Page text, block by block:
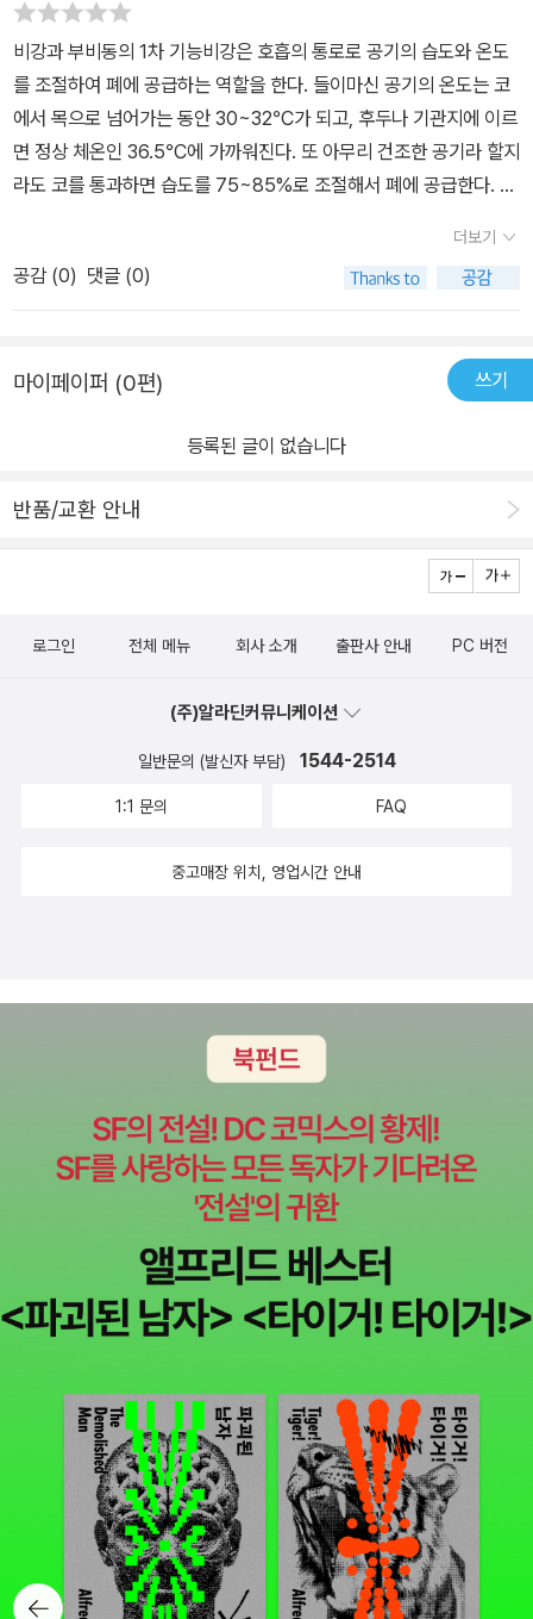
를 거친 후 확립한 치료법이다. 그리고 이 치료법의 도움을 받아 콧속
이 시릴 정도의 시원하고 상쾌한 공기를 맛본 많은 분들이 저자가 있
는 전라남도 고흥까지 먼 길을 마다하지 않고 오가고 있다. 얼굴 한가
운데를 차지하고 있는 코는 생명을 유지하기 위한 호흡의 시작점이
다. 코는 들숨과 날숨이 오가는 통로로, 뇌가 기능을 잘 할 수 있도록
쾌적한 환경을 제공하는 환풍기 역할을 한다. 이 중요한 코의 역할과
비강과 부비동의 1차 기능비강은 호흡의 통로로 공기의 습도와 온도
를 조절하여 폐에 공급하는 역할을 한다. 들이마신 공기의 온도는 코
에서 목으로 넘어가는 동안 30~32℃가 되고, 후두나 기관지에 이르
면 정상 체온인 36.5℃에 가까워진다. 또 아무리 건조한 공기라 할지
라도 코를 통과하면 습도를 75~85%로 조절해서 폐에 공급한다. 이
5초 만에 이루어진다. -18-19쪽비강과 부비동의 공간이 잘 확보되어
있고 건강한 점막을 가진 사람은 특별히 가습기가 필요 없을 정도로,
온도와 습도를 잘 조절하여 폐에 공급하므로 호흡기 전체를 건강하게
과열방지 장치앞의 7가지 가설로 부비동이 존재하는 이유를 설명해
우리의 뇌에서 전달하는 모든 신경 신호 작용은 정전기 자극과 같으
생하는 열은 혈액순환으로 해결하기도 하지만, 컴퓨터의 환풍기와 마
것이 바로 비강과 부비동이다. 다시 말해 비강과 부비동은 공랭식 과
는 칸막이는 과열방지 장치의 열 교환량을 늘려주는 구조물이고, 비
숨을 쉴 때 이 관에 배르누이의 효과를 만들어 부비동 안의 공기가 적
극적으로 순환할 수 있도록 하기 위해서이다.-22쪽[베르누이의 효과
력이 작아지고, 느리게 흐르는 곳에서는 압력이 커진다. 이를 베르누
어넣었을 때 병 속에 있는 물이 빨대를 통해 빨려 나오게 되는데, 이는
에 효과적으로 공기의 흐름을 만들어낼 수 있다. 그래서 수술시 이 관
을 넓히는 수술을 하면 안 되는 것이다. 관이 넓어지면 베르누이의 효
과 작용이 어려워진다. -23쪽
더보기
공감 (0) 댓글 (0)
마이페이퍼 (0편) 쓰기
등록된 글이 없습니다
반품/교환 안내
뒤로가
기
로그인 전체 메뉴 회사 소개 출판사 안내 PC 버전
(주)알라딘커뮤니케이션
일반문의 (발신자 부담) 1544-2514
1:1 문의 FAQ
중고매장 위치, 영업시간 안내